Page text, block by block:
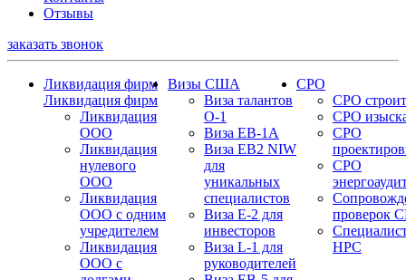
Отзывы
заказать звонок
Ликвидация фирм
Ликвидация фирм
Ликвидация
ООО
Ликвидация
нулевого
ООО
Ликвидация
ООО с одним
учредителем
Ликвидация
ООО с
Визы США
Виза талантов
О-1
Виза EB-1A
Виза EB2 NIW
для
уникальных
специалистов
Виза E-2 для
инвесторов
Виза L-1 для
руководителей
СРО
СРО
СРО
СРО
СРО
проверок
НРС